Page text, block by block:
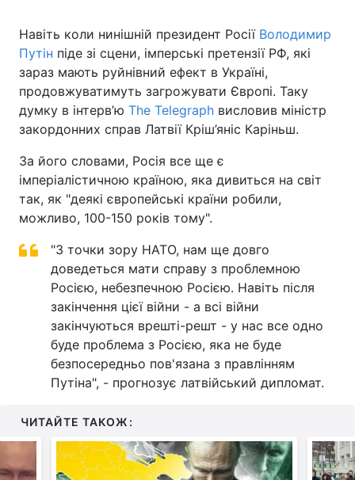
Україна Політика
Економіка Світ
Спорт Наука
Техно і зв'язок Лайт
Зброя Інциденти
Туризм
Цікавинки Погода
Лонгріди
Відео з Youtube Статті
Інтерв'ю
Архів Вакансії
Навіть коли нинішній президент Росії Володимир
Путін піде зі сцени, імперські претензії РФ, які
зараз мають руйнівний ефект в Україні,
продовжуватимуть загрожувати Європі. Таку
думку в інтерв’ю The Telegraph висловив міністр
закордонних справ Латвії Кріш’яніс Каріньш.
За його словами, Росія все ще є
імперіалістичною країною, яка дивиться на світ
так, як "деякі європейські країни робили,
можливо, 100-150 років тому".
"З точки зору НАТО, нам ще довго
доведеться мати справу з проблемною
Росією, небезпечною Росією. Навіть після
закінчення цієї війни - а всі війни
закінчуються врешті-решт - у нас все одно
буде проблема з Росією, яка не буде
безпосередньо пов'язана з правлінням
Путіна", - прогнозує латвійський дипломат.
ЧИТАЙТЕ ТАКОЖ: